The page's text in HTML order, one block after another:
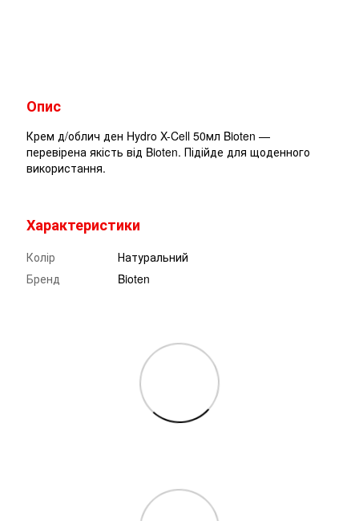
Опис
Крем д/облич ден Hydro X-Cell 50мл Bioten —
перевірена якість від Bioten. Підійде для щоденного
використання.
Характеристики
Колір
Натуральний
Бренд
Bioten